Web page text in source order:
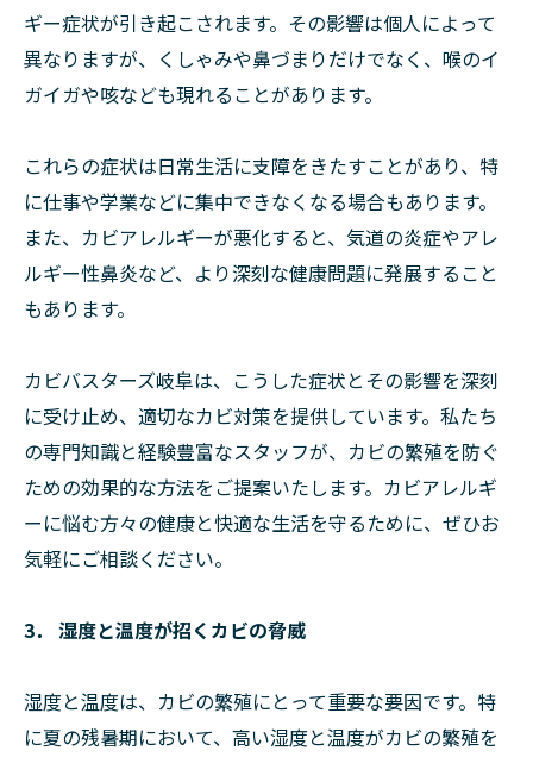
ギー症状が引き起こされます。その影響は個人によって
異なりますが、くしゃみや鼻づまりだけでなく、喉のイ
ガイガや咳なども現れることがあります。
これらの症状は日常生活に支障をきたすことがあり、特
に仕事や学業などに集中できなくなる場合もあります。
また、カビアレルギーが悪化すると、気道の炎症やアレ
ルギー性鼻炎など、より深刻な健康問題に発展すること
もあります。
カビバスターズ岐阜は、こうした症状とその影響を深刻
に受け止め、適切なカビ対策を提供しています。私たち
の専門知識と経験豊富なスタッフが、カビの繁殖を防ぐ
ための効果的な方法をご提案いたします。カビアレルギ
ーに悩む方々の健康と快適な生活を守るために、ぜひお
気軽にご相談ください。
3． 湿度と温度が招くカビの脅威
湿度と温度は、カビの繁殖にとって重要な要因です。特
に夏の残暑期において、高い湿度と温度がカビの繁殖を